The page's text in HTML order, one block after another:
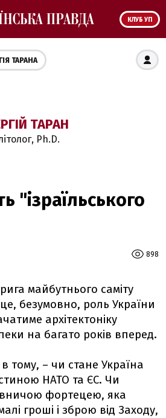
КЛУБ УП
ТАРАНА
ТАРАН
Ph.D.
"ізраїльського
898
майбутнього саміту
безумовно, роль України
архітектоніку
на багато років вперед.
тому, – чи стане Україна
НАТО та ЄС. Чи
фортецею, яка
гроші і зброю від Заходу,